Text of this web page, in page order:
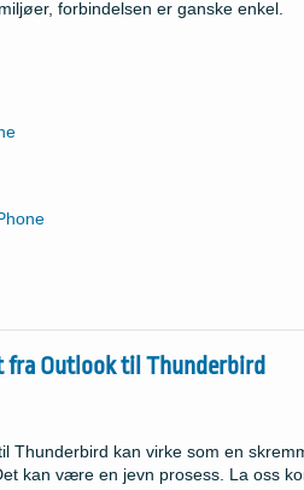
forbindelsen er ganske enkel.
fra Outlook til Thunderbird
Thunderbird kan virke som en
kan være en jevn prosess. La oss